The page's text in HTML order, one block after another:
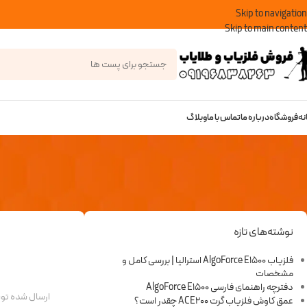
Skip to navigation
Skip to main content
فروشگاهدرباره ماتماس با ماوبلاگ
نوشته‌های تازه
فلزیاب AlgoForce E1500 استرالیا | بررسی کامل و
مشخصات
دفترچه راهنمای فارسی AlgoForce E1500
عمق کاوش فلزیاب گرت ACE200 چقدر است؟
ارسال شده